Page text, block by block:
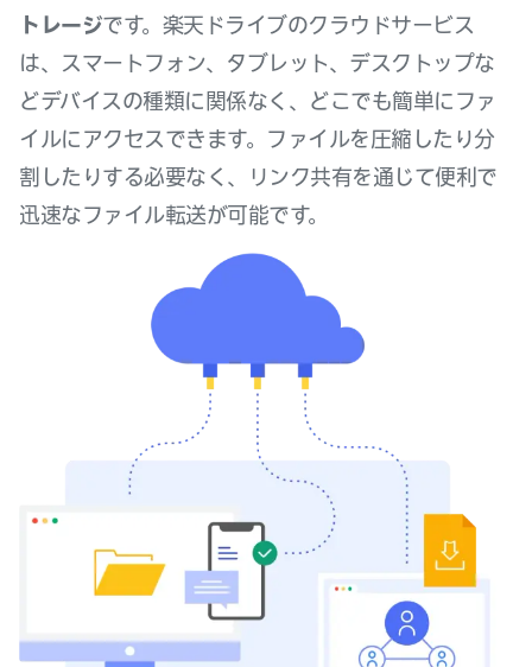
トレージです。楽天ドライブのクラウドサービス
は、スマートフォン、タブレット、デスクトップな
どデバイスの種類に関係なく、どこでも簡単にファ
イルにアクセスできます。ファイルを圧縮したり分
割したりする必要なく、リンク共有を通じて便利で
迅速なファイル転送が可能です。